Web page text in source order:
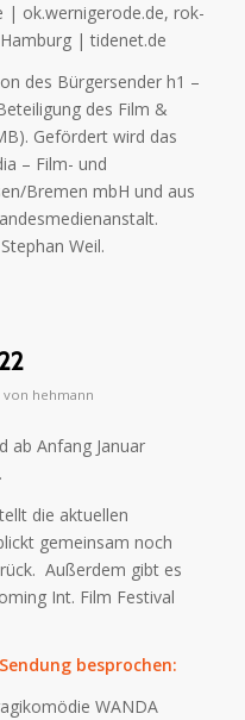
| ok.wernigerode.de, rok-
| tidenet.de
des Bürgersender h1 –
des Film &
Gefördert wird das
– Film- und
Bremen mbH und aus
Weil.
von hehmann
ab Anfang Januar
die aktuellen
gemeinsam noch
Außerdem gibt es
Int. Film Festival
besprochen:
WANDA